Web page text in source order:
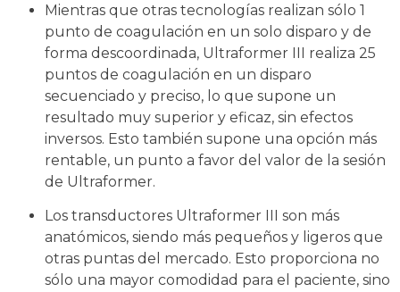
Mientras que otras tecnologías realizan sólo 1
punto de coagulación en un solo disparo y de
forma descoordinada, Ultraformer III realiza 25
puntos de coagulación en un disparo
secuenciado y preciso, lo que supone un
resultado muy superior y eficaz, sin efectos
inversos. Esto también supone una opción más
rentable, un punto a favor del valor de la sesión
de Ultraformer.
Los transductores Ultraformer III son más
anatómicos, siendo más pequeños y ligeros que
otras puntas del mercado. Esto proporciona no
sólo una mayor comodidad para el paciente, sino